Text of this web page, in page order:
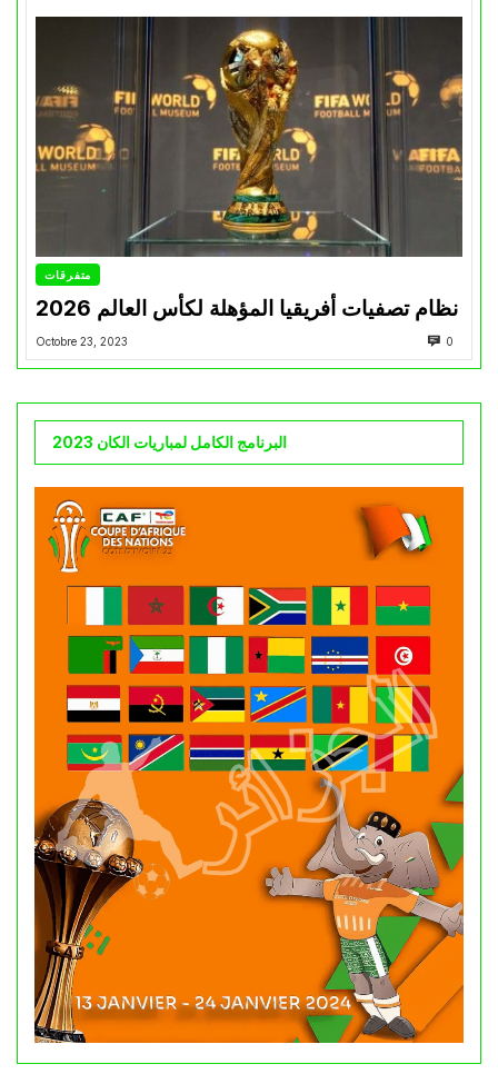
متفرقات
نظام تصفيات أفريقيا المؤهلة لكأس العالم 2026
Octobre 23, 2023 0
البرنامج الكامل لمباريات الكان 2023